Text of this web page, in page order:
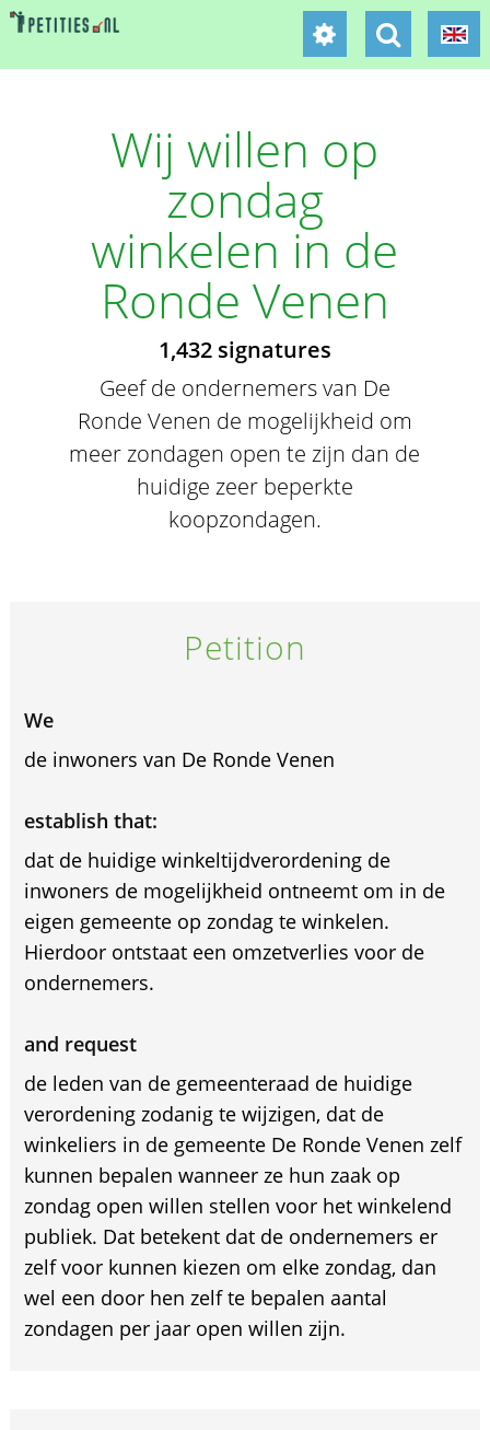
Wij willen op
zondag
winkelen in de
Ronde Venen
1,432 signatures
Geef de ondernemers van De
Ronde Venen de mogelijkheid om
meer zondagen open te zijn dan de
huidige zeer beperkte
koopzondagen.
Petition
We
de inwoners van De Ronde Venen
establish that:
dat de huidige winkeltijdverordening de
inwoners de mogelijkheid ontneemt om in de
eigen gemeente op zondag te winkelen.
Hierdoor ontstaat een omzetverlies voor de
ondernemers.
and request
de leden van de gemeenteraad de huidige
verordening zodanig te wijzigen, dat de
winkeliers in de gemeente De Ronde Venen zelf
kunnen bepalen wanneer ze hun zaak op
zondag open willen stellen voor het winkelend
publiek. Dat betekent dat de ondernemers er
zelf voor kunnen kiezen om elke zondag, dan
wel een door hen zelf te bepalen aantal
zondagen per jaar open willen zijn.